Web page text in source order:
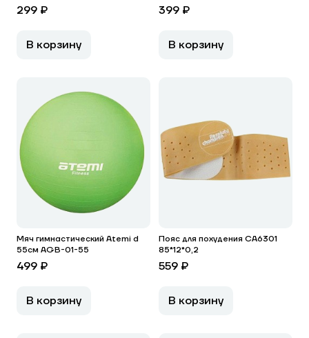
299 ₽
В корзину
399 ₽
В корзину
Мяч гимнастический Atemi d
55см AGB-01-55
499 ₽
В корзину
Пояс для похудения CA6301
85*12*0,2
559 ₽
В корзину